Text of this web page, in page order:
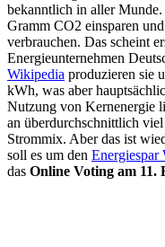
bekanntlich in aller Munde.
Gramm CO2 einsparen
verbrauchen. Das scheint
Energieunternehmen
Wikipedia produzieren sie
kWh, was aber
Nutzung von Kernenergie
an überdurchschnittlich
Strommix. Aber das ist
soll es um den
das Online Voting am 11.